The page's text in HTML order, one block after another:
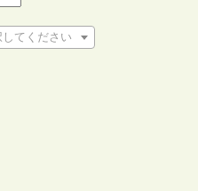
てください
い